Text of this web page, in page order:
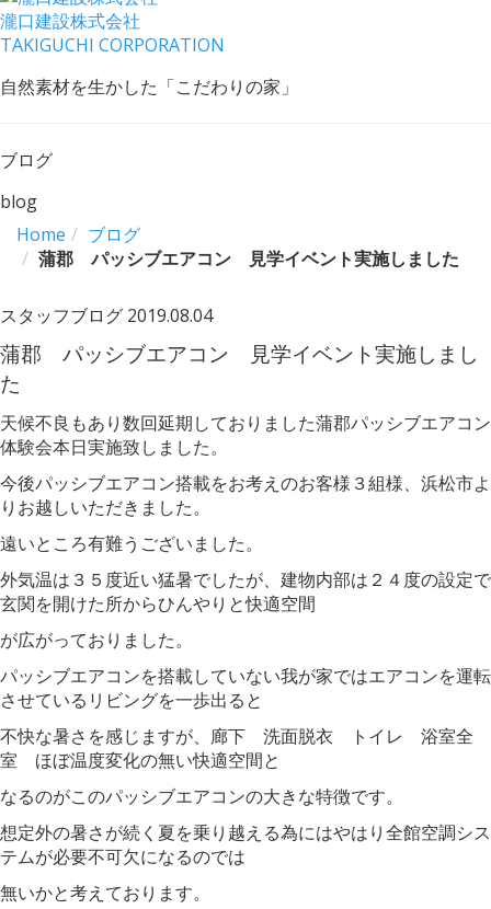
瀧口建設株式会社
TAKIGUCHI CORPORATION
自然素材を生かした「こだわりの家」
ブログ
blog
Home
ブログ
蒲郡 パッシブエアコン 見学イベント実施しました
スタッフブログ 2019.08.04
蒲郡 パッシブエアコン 見学イベント実施しまし
た
天候不良もあり数回延期しておりました蒲郡パッシブエアコン
体験会本日実施致しました。
今後パッシブエアコン搭載をお考えのお客様３組様、浜松市よ
りお越しいただきました。
遠いところ有難うございました。
外気温は３５度近い猛暑でしたが、建物内部は２４度の設定で
玄関を開けた所からひんやりと快適空間
が広がっておりました。
パッシブエアコンを搭載していない我が家ではエアコンを運転
させているリビングを一歩出ると
不快な暑さを感じますが、廊下 洗面脱衣 トイレ 浴室全
室 ほぼ温度変化の無い快適空間と
なるのがこのパッシブエアコンの大きな特徴です。
想定外の暑さが続く夏を乗り越える為にはやはり全館空調シス
テムが必要不可欠になるのでは
無いかと考えております。